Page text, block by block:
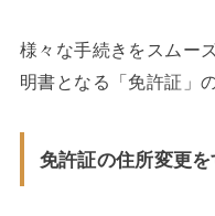
様々な手続きをスムー
明書となる「免許証」
免許証の住所変更